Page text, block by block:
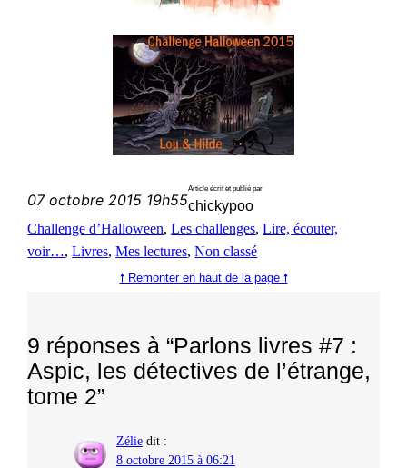
07 octobre 2015 19h55
Article écrit et publié par
chickypoo
Challenge d’Halloween, Les challenges, Lire, écouter,
voir…, Livres, Mes lectures, Non classé
🠕 Remonter en haut de la page 🠕
9 réponses à “Parlons livres #7 :
Aspic, les détectives de l’étrange,
tome 2”
Zélie dit :
8 octobre 2015 à 06:21